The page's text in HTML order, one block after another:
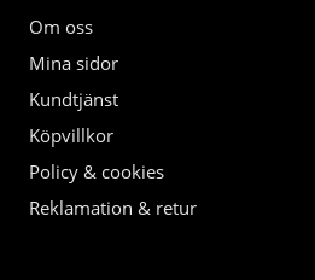
Om oss
Mina sidor
Kundtjänst
Köpvillkor
Policy & cookies
Reklamation & retur